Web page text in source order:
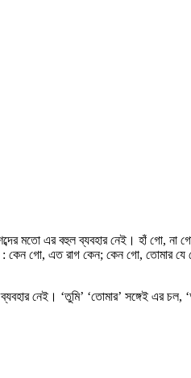
মতো এর বহুল ব্যবহার নেই। হাঁ গো, না
: কেন গো, এত রাগ কেন; কেন গো, তোমার
নেই। ‘তুমি’ ‘তোমার’ সঙ্গেই এর চল,